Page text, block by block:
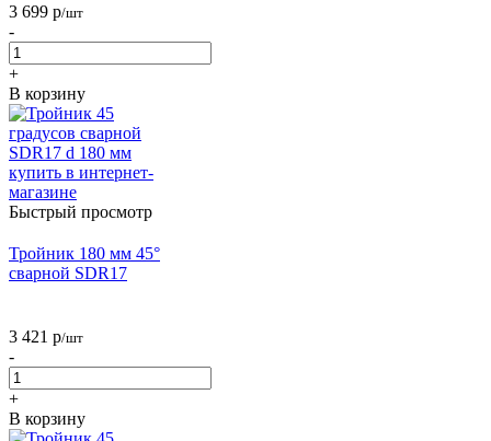
3 699 р/шт
-
+
В корзину
Быстрый просмотр
Тройник 180 мм 45°
сварной SDR17
3 421 р/шт
-
+
В корзину